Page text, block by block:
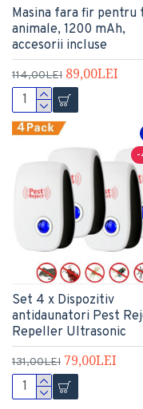
Masina fara fir pentru
animale, 1200 mAh,
accesorii incluse
114,00LEI 89,00LEI
-
Set 4 x Dispozitiv
antidaunatori Pest
Repeller Ultrasonic
131,00LEI 79,00LEI